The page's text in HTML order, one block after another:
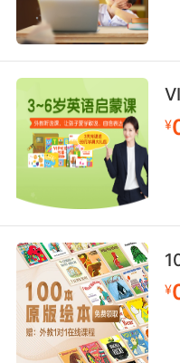
进去。推荐从分级
“黑猫”系列，从初
读。读的时候不要
猜不出来再查。每页
明这本书太难了，
十到十五分钟，坚
你和孩子都感到惊
帮孩子建立“语感
题时就是能选对的
复印证，远比死记
也是最容易被忽视
要有人给反馈。很多
但一到口语和写作
输出之间有一道坎
鼓励孩子每天用英
¥
¥